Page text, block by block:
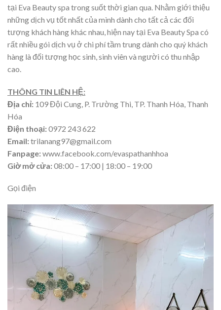
tại Eva Beauty spa trong suốt thời gian qua. Nhằm giới thiệu
những dịch vụ tốt nhất của mình dành cho tất cả các đối
tượng khách hàng khác nhau, hiện nay tại Eva Beauty Spa có
rất nhiều gói dịch vụ ở chi phí tầm trung dành cho quý khách
hàng là đối tượng học sinh, sinh viên và người có thu nhập
cao.
THÔNG TIN LIÊN HỆ:
Địa chỉ: 109 Đội Cung, P. Trường Thi, TP. Thanh Hóa, Thanh
Hóa
Điện thoại:0972 243 622
Email:trilanang97@gmail.com
Fanpage:www.facebook.com/evaspathanhhoa
Giờ mở cửa:08:00 – 17:00 | 18:00 – 19:00
Gọi điện